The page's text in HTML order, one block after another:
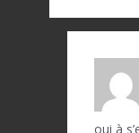
oui à